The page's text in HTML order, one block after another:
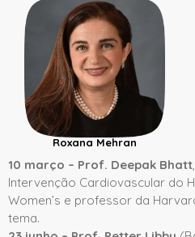
Roxana Mehran
10 março – Prof. Deepak Bhatt
Intervenção Cardiovascular do
Women’s e professor da
tema.